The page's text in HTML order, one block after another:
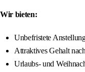
Wir bieten:
Unbefristete
Attraktives Gehalt
Urlaubs- und